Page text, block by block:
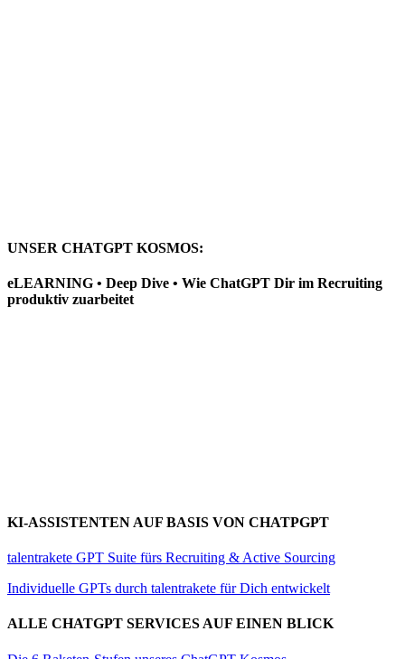
UNSER CHATGPT KOSMOS:
eLEARNING • Deep Dive • Wie ChatGPT Dir im Recruiting
produktiv zuarbeitet
KI-ASSISTENTEN AUF BASIS VON CHATPGPT
talentrakete GPT Suite fürs Recruiting & Active Sourcing
Individuelle GPTs durch talentrakete für Dich entwickelt
ALLE CHATGPT SERVICES AUF EINEN BLICK